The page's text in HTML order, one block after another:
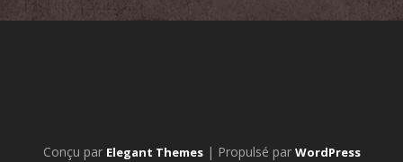
Conçu par Elegant Themes| Propulsé par WordPress